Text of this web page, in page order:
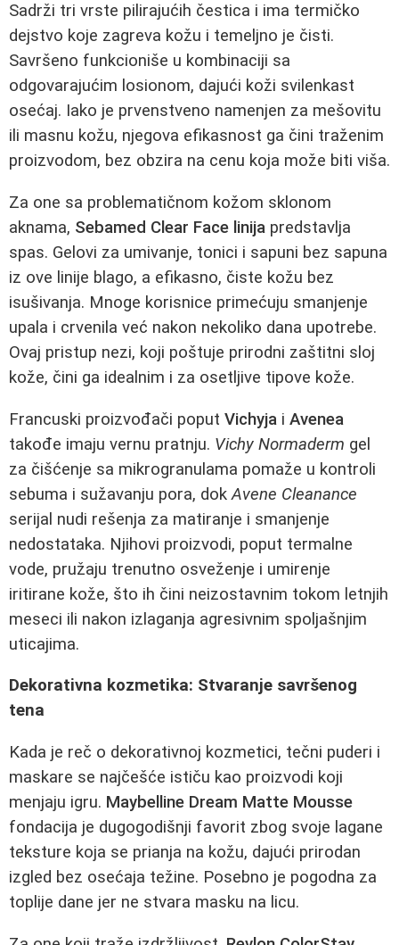
Sadrži tri vrste pilirajućih čestica i ima termičko
dejstvo koje zagreva kožu i temeljno je čisti.
Savršeno funkcioniše u kombinaciji sa
odgovarajućim losionom, dajući koži svilenkast
osećaj. Iako je prvenstveno namenjen za mešovitu
ili masnu kožu, njegova efikasnost ga čini traženim
proizvodom, bez obzira na cenu koja može biti viša.
Za one sa problematičnom kožom sklonom
aknama, Sebamed Clear Face linija predstavlja
spas. Gelovi za umivanje, tonici i sapuni bez sapuna
iz ove linije blago, a efikasno, čiste kožu bez
isušivanja. Mnoge korisnice primećuju smanjenje
upala i crvenila već nakon nekoliko dana upotrebe.
Ovaj pristup nezi, koji poštuje prirodni zaštitni sloj
kože, čini ga idealnim i za osetljive tipove kože.
Francuski proizvođači poput Vichyja i Avenea
takođe imaju vernu pratnju. Vichy Normaderm gel
za čišćenje sa mikrogranulama pomaže u kontroli
sebuma i sužavanju pora, dokAvene Cleanance
serijal nudi rešenja za matiranje i smanjenje
nedostataka. Njihovi proizvodi, poput termalne
vode, pružaju trenutno osveženje i umirenje
iritirane kože, što ih čini neizostavnim tokom letnjih
meseci ili nakon izlaganja agresivnim spoljašnjim
uticajima.
Dekorativna kozmetika: Stvaranje savršenog
tena
Kada je reč o dekorativnoj kozmetici, tečni puderi i
maskare se najčešće ističu kao proizvodi koji
menjaju igru. Maybelline Dream Matte Mousse
fondacija je dugogodišnji favorit zbog svoje lagane
teksture koja se prianja na kožu, dajući prirodan
izgled bez osećaja težine. Posebno je pogodna za
toplije dane jer ne stvara masku na licu.